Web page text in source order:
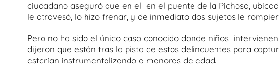
ciudadano aseguró que en el en el puente de la Pichosa,
le atravesó, lo hizo frenar, y de inmediato dos sujetos le
Pero no ha sido el único caso conocido donde niños
dijeron que están tras la pista de estos delincuentes para
estarían instrumentalizando a menores de edad.